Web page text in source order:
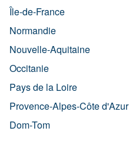
Île-de-France
Normandie
Nouvelle-Aquitaine
Occitanie
Pays de la Loire
Provence-Alpes-Côte d'Azur
Dom-Tom